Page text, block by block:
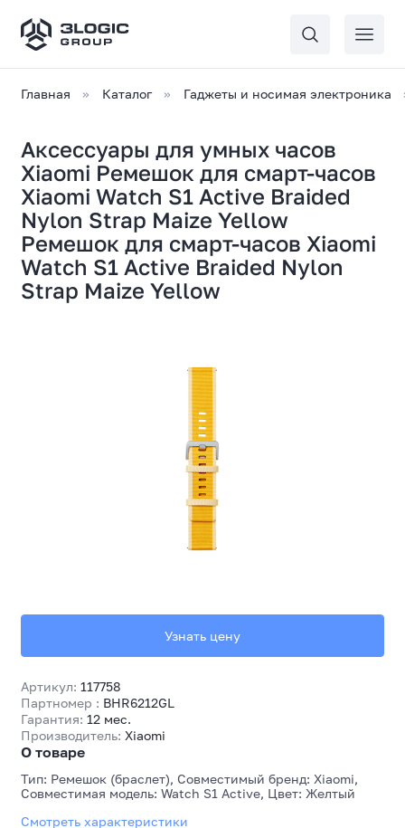
Главная Каталог Гаджеты и носимая электроника
Аксессуары для умных часов
Xiaomi Ремешок для смарт-часов
Xiaomi Watch S1 Active Braided
Nylon Strap Maize Yellow
Ремешок для смарт-часов Xiaomi
Watch S1 Active Braided Nylon
Strap Maize Yellow
Артикул: 117758
Партномер : BHR6212GL
Гарантия: 12 мес.
Производитель: Xiaomi
О товаре
Тип: Ремешок (браслет), Совместимый бренд: Xiaomi,
Совместимая модель: Watch S1 Active, Цвет: Желтый
Смотреть характеристики
Узнать цену